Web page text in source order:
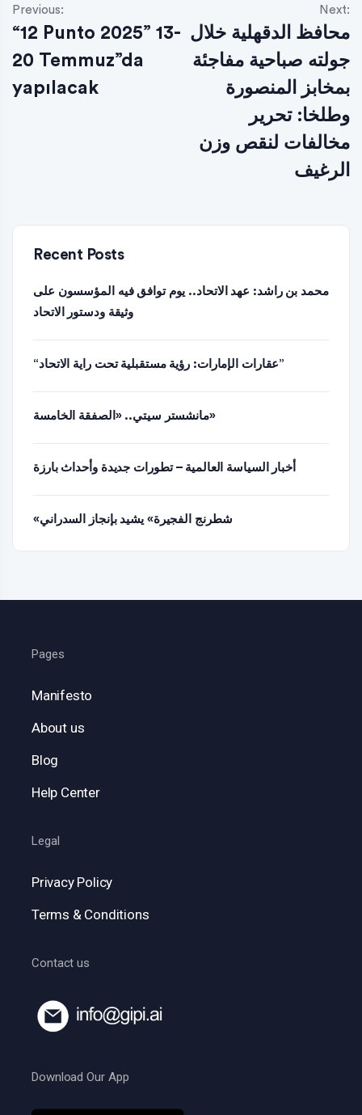
Previous:
“12 Punto 2025” 13-
20 Temmuz”da
yapılacak
Next:
محافظ الدقهلية خلال
جولته صباحية مفاجئة
بمخابز المنصورة
وطلخا: تحرير
مخالفات لنقص وزن
الرغيف
Recent Posts
محمد بن راشد: عهد الاتحاد.. يوم توافق فيه المؤسسون على
وثيقة ودستور الاتحاد
“عقارات الإمارات: رؤية مستقبلية تحت راية الاتحاد”
مانشستر سيتي.. «الصفقة الخامسة»
أخبار السياسة العالمية – تطورات جديدة وأحداث بارزة
«شطرنج الفجيرة» يشيد بإنجاز السدراني
Pages
Manifesto
About us
Blog
Help Center
Legal
Privacy Policy
Terms & Conditions
Contact us
Download Our App